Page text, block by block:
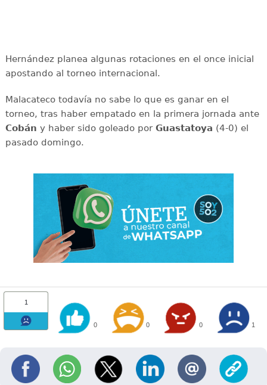
Hernández planea algunas rotaciones en el once inicial
apostando al torneo internacional.
Malacateco todavía no sabe lo que es ganar en el
torneo, tras haber empatado en la primera jornada ante
Cobán y haber sido goleado por Guastatoya (4-0) el
pasado domingo.
1
0 0 0 1